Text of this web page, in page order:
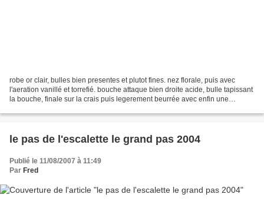
robe or clair, bulles bien presentes et plutot fines. nez florale, puis avec
l'aeration vanillé et torrefié. bouche attaque bien droite acide, bulle tapissant
la bouche, finale sur la crais puis legerement beurrée avec enfin une
le pas de l'escalette le grand pas 2004
Publié le 11/08/2007 à 11:49
Par Fred